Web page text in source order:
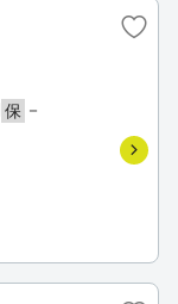
保 －